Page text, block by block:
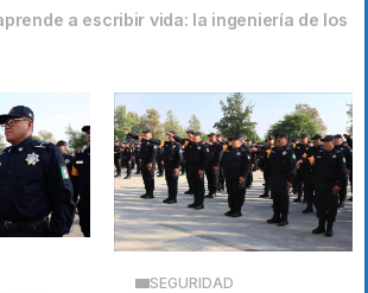
a escribir vida: la ingeniería de los
SEGURIDAD